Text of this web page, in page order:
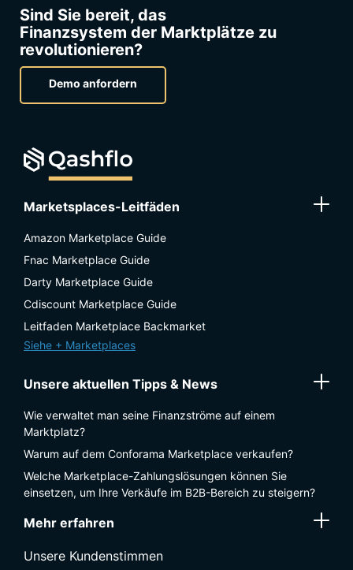
Sind Sie bereit, das
Finanzsystem der Marktplätze zu
revolutionieren?
Demo anfordern
Marketsplaces-Leitfäden
Amazon Marketplace Guide
Fnac Marketplace Guide
Darty Marketplace Guide
Cdiscount Marketplace Guide
Leitfaden Marketplace Backmarket
Siehe + Marketplaces
Unsere aktuellen Tipps & News
Wie verwaltet man seine Finanzströme auf einem
Marktplatz?
Warum auf dem Conforama Marketplace verkaufen?
Welche Marketplace-Zahlungslösungen können Sie
einsetzen, um Ihre Verkäufe im B2B-Bereich zu steigern?
Mehr erfahren
Unsere Kundenstimmen